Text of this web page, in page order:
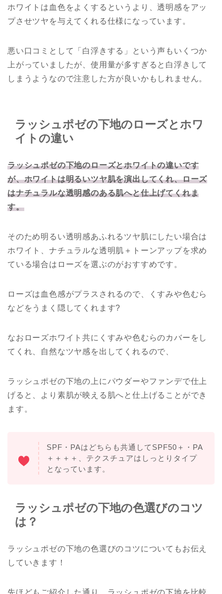
ホワイトは血色をよくするというより、透明感をアッ
プさせツヤを与えてくれる仕様になっています。
悪い口コミとして「白浮きする」という声もいくつか
上がっていましたが、使用量が多すぎると白浮きして
しまうようなので注意した方が良いかもしれません。
ラッシュポゼの下地のローズとホワ
イトの違い
ラッシュポゼの下地のローズとホワイトの違いです
が、ホワイトは明るいツヤ肌を演出してくれ、ローズ
はナチュラルな透明感のある肌へと仕上げてくれま
す。
そのため明るい透明感あふれるツヤ肌にしたい場合は
ホワイト、ナチュラルな透明肌＋トーンアップを求め
ている場合はローズを選ぶのがおすすめです。
ローズは血色感がプラスされるので、くすみや色むら
などをうまく隠してくれます?
なおローズホワイト共にくすみや色むらのカバーをし
てくれ、自然なツヤ感を出してくれるので、
ラッシュポゼの下地の上にパウダーやファンデで仕上
げると、より素肌が映える肌へと仕上げることができ
ます。
SPF・PAはどちらも共通してSPF50＋・PA
＋＋＋＋、テクスチュアはしっとりタイプ
となっています。
ラッシュポゼの下地の色選びのコツ
は？
ラッシュポゼの下地の色選びのコツについてもお伝え
していきます！
先ほどもご紹介した通り、ラッシュポゼの下地を比較